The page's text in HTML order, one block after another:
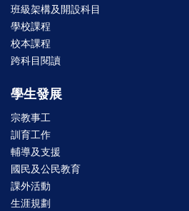
班級架構及開設科目
學校課程
校本課程
跨科目閱讀
學生發展
宗教事工
訓育工作
輔導及支援
國民及公民教育
課外活動
生涯規劃